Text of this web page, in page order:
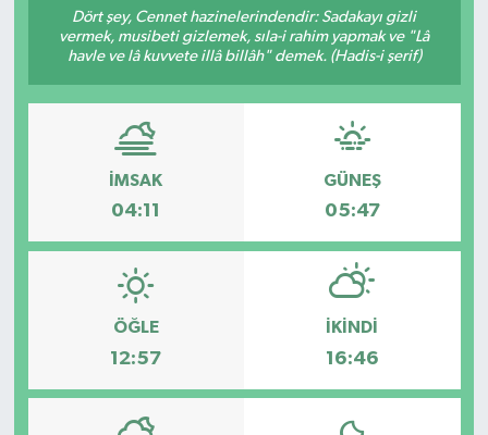
Dört şey, Cennet hazinelerindendir: Sadakayı gizli
vermek, musibeti gizlemek, sıla-i rahim yapmak ve "Lâ
havle ve lâ kuvvete illâ billâh" demek. (Hadis-i şerif)
İMSAK
04:11
GÜNEŞ
05:47
ÖĞLE
12:57
İKINDI
16:46